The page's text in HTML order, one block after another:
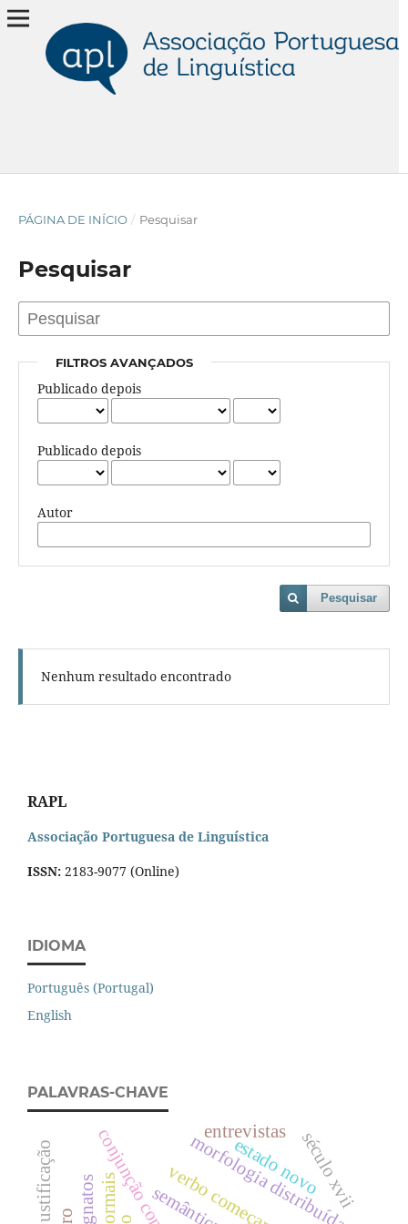
PÁGINA DE INÍCIO / Pesquisar
Pesquisar
FILTROS AVANÇADOS
Publicado depois
Publicado depois
Autor
Pesquisar
Nenhum resultado encontrado
RAPL
Associação Portuguesa de Linguística
ISSN: 2183-9077 (Online)
IDIOMA
Português (Portugal)
English
PALAVRAS-CHAVE
verbo começar
morfologia distribuída
semântica século xvii
estado novo
entrevistas